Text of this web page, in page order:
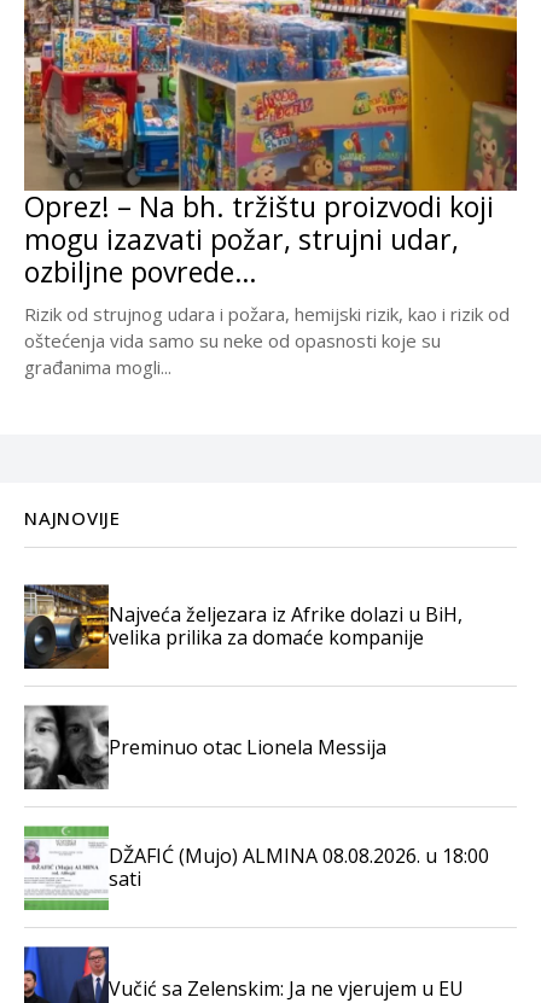
Oprez! – Na bh. tržištu proizvodi koji
mogu izazvati požar, strujni udar,
ozbiljne povrede…
Rizik od strujnog udara i požara, hemijski rizik, kao i rizik od
oštećenja vida samo su neke od opasnosti koje su
građanima mogli...
NAJNOVIJE
Najveća željezara iz Afrike dolazi u BiH,
velika prilika za domaće kompanije
Preminuo otac Lionela Messija
DŽAFIĆ (Mujo) ALMINA 08.08.2026. u 18:00
sati
Vučić sa Zelenskim: Ja ne vjerujem u EU